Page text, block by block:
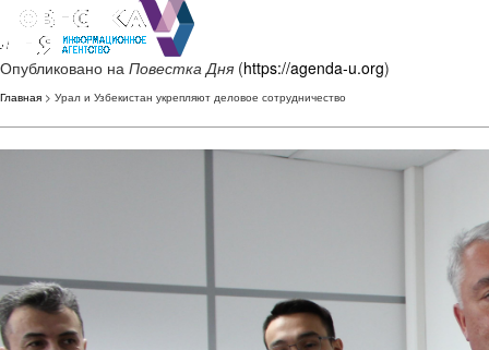
Опубликовано на Повестка Дня (https://agenda-u.org)
Главная > Урал и Узбекистан укрепляют деловое сотрудничество